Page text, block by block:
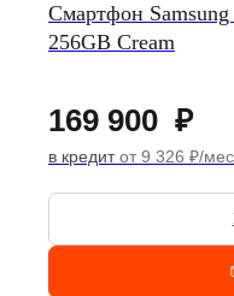
Смартфон
256GB Cream
169 900 ₽
в кредитот 9 326 ₽/мес.